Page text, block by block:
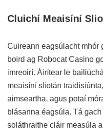
Cluichí Meaisíní
Cuireann eagsúlacht mhór
boird ag Robocat Casino
imreoirí. Áirítear le
meaisíní sliotán
aimseartha, agus potaí
blásanna éagsúla. Tá
soláthraithe cláir measúla